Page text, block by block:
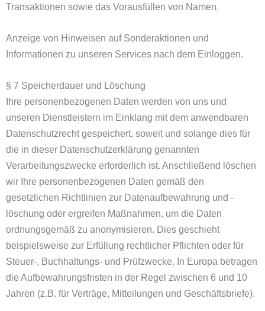
Transaktionen sowie das Vorausfüllen von Namen.
Anzeige von Hinweisen auf Sonderaktionen und
Informationen zu unseren Services nach dem Einloggen.
§ 7 Speicherdauer und Löschung
Ihre personenbezogenen Daten werden von uns und
unseren Dienstleistern im Einklang mit dem anwendbaren
Datenschutzrecht gespeichert, soweit und solange dies für
die in dieser Datenschutzerklärung genannten
Verarbeitungszwecke erforderlich ist. Anschließend löschen
wir Ihre personenbezogenen Daten gemäß den
gesetzlichen Richtlinien zur Datenaufbewahrung und -
löschung oder ergreifen Maßnahmen, um die Daten
ordnungsgemäß zu anonymisieren. Dies geschieht
beispielsweise zur Erfüllung rechtlicher Pflichten oder für
Steuer-, Buchhaltungs- und Prüfzwecke. In Europa betragen
die Aufbewahrungsfristen in der Regel zwischen 6 und 10
Jahren (z.B. für Verträge, Mitteilungen und Geschäftsbriefe).